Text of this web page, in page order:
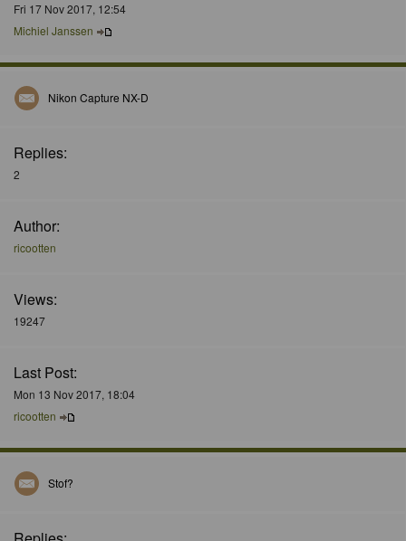
Fri 17 Nov 2017, 12:54
Michiel Janssen
Nikon Capture NX-D
Replies:
2
Author:
ricootten
Views:
19247
Last Post:
Mon 13 Nov 2017, 18:04
ricootten
Stof?